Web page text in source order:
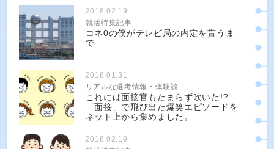
2018.02.19
就活特集記事
コネ0の僕がテレビ局の内定を貰うま
で
2018.01.31
リアルな選考情報・体験談
これには面接官もたまらず吹いた!?
「面接」で飛び出た爆笑エピソードを
ネット上から集めました。
2018.02.19